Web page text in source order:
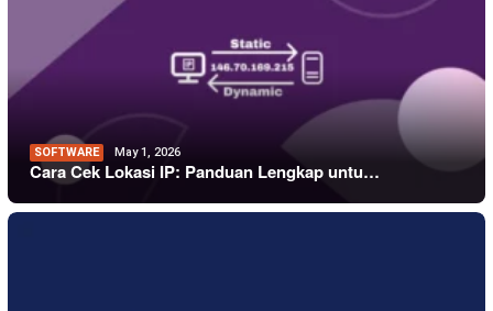
SOFTWARE May 1, 2026
Cara Cek Lokasi IP: Panduan Lengkap untu…